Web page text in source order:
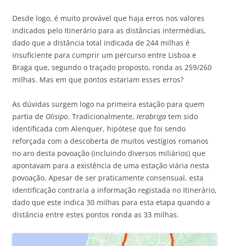
Desde logo, é muito provável que haja erros nos valores
indicados pelo Itinerário para as distâncias intermédias,
dado que a distância total indicada de 244 milhas é
insuficiente para cumprir um percurso entre Lisboa e
Braga que, segundo o traçado proposto, ronda as 259/260
milhas. Mas em que pontos estariam esses erros?
As dúvidas surgem logo na primeira estação para quem
partia de Olisipo. Tradicionalmente, Ierabriga tem sido
identificada com Alenquer, hipótese que foi sendo
reforçada com a descoberta de muitos vestígios romanos
no aro desta povoação (incluindo diversos miliários) que
apontavam para a existência de uma estação viária nesta
povoação. Apesar de ser praticamente consensual, esta
identificação contraria a informação registada no Itinerário,
dado que este indica 30 milhas para esta etapa quando a
distância entre estes pontos ronda as 33 milhas.